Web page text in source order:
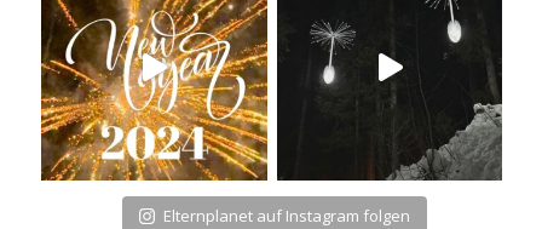
Elternplanet auf Instagram folgen